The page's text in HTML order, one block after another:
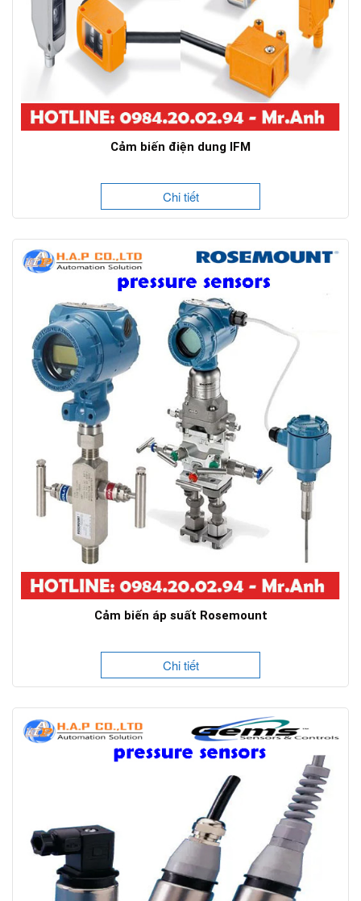
Cảm biến điện dung IFM
Chi tiết
Cảm biến áp suất Rosemount
Chi tiết